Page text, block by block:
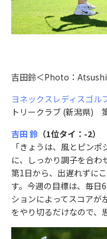
吉田鈴＜Photo：
ヨネックスレディスゴル
トリークラブ (新潟県)
吉田 鈴（1位タイ：-2）
「きょうは、風とピン
に、しっかり調子を合わ
第1日から、出遅れずに
す。今週の目標は、毎日
ションによってスコアが
をやり切るだけなので、